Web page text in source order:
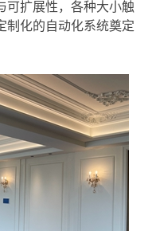
可扩展性，各种大小触
制化的自动化系统奠定